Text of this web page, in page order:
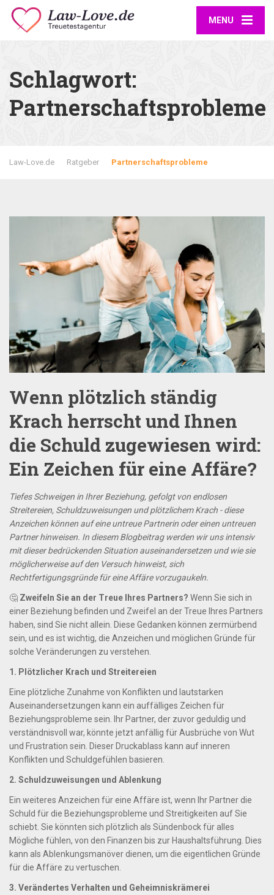
MENU
Schlagwort:
Partnerschaftsprobleme
Law-Love.de Ratgeber Partnerschaftsprobleme
Wenn plötzlich ständig
Krach herrscht und Ihnen
die Schuld zugewiesen wird:
Ein Zeichen für eine Affäre?
Tiefes Schweigen in Ihrer Beziehung, gefolgt von endlosen
Streitereien, Schuldzuweisungen und plötzlichem Krach - diese
Anzeichen können auf eine untreue Partnerin oder einen untreuen
Partner hinweisen. In diesem Blogbeitrag werden wir uns intensiv
mit dieser bedrückenden Situation auseinandersetzen und wie sie
möglicherweise auf den Versuch hinweist, sich
Rechtfertigungsgründe für eine Affäre vorzugaukeln.
🤔 Zweifeln Sie an der Treue Ihres Partners? Wenn Sie sich in
einer Beziehung befinden und Zweifel an der Treue Ihres Partners
haben, sind Sie nicht allein. Diese Gedanken können zermürbend
sein, und es ist wichtig, die Anzeichen und möglichen Gründe für
solche Veränderungen zu verstehen.
1. Plötzlicher Krach und Streitereien
Eine plötzliche Zunahme von Konflikten und lautstarken
Auseinandersetzungen kann ein auffälliges Zeichen für
Beziehungsprobleme sein. Ihr Partner, der zuvor geduldig und
verständnisvoll war, könnte jetzt anfällig für Ausbrüche von Wut
und Frustration sein. Dieser Druckablass kann auf inneren
Konflikten und Schuldgefühlen basieren.
2. Schuldzuweisungen und Ablenkung
Ein weiteres Anzeichen für eine Affäre ist, wenn Ihr Partner die
Schuld für die Beziehungsprobleme und Streitigkeiten auf Sie
schiebt. Sie könnten sich plötzlich als Sündenbock für alles
Mögliche fühlen, von den Finanzen bis zur Haushaltsführung. Dies
kann als Ablenkungsmanöver dienen, um die eigentlichen Gründe
für die Affäre zu vertuschen.
3. Verändertes Verhalten und Geheimniskrämerei